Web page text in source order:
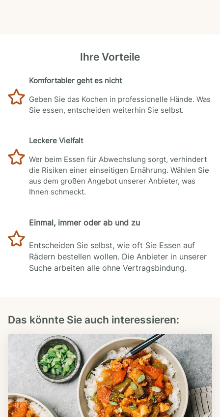
Ihre Vorteile
Komfortabler geht es nicht
Geben Sie das Kochen in professionelle Hände. Was
Sie essen, entscheiden weiterhin Sie selbst.
Leckere Vielfalt
Wer beim Essen für Abwechslung sorgt, verhindert
die Risiken einer einseitigen Ernährung. Wählen Sie
aus dem großen Angebot unserer Anbieter, was
Ihnen schmeckt.
Einmal, immer oder ab und zu
Entscheiden Sie selbst, wie oft Sie Essen auf
Rädern bestellen wollen. Die Anbieter in unserer
Suche arbeiten alle ohne Vertragsbindung.
Das könnte Sie auch interessieren: